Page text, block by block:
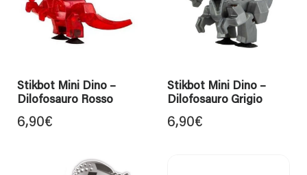
Stikbot Mini Dino –
Dilofosauro Rosso
6,90€
Stikbot Mini Dino –
Dilofosauro Grigio
6,90€